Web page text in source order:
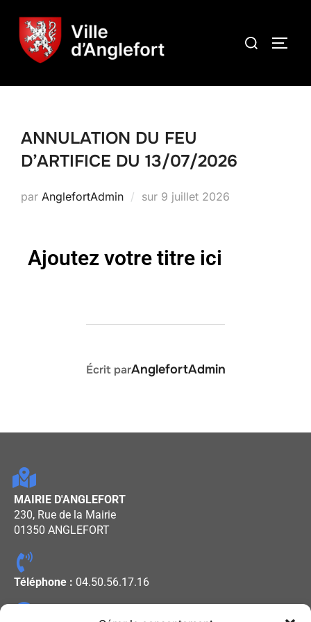
ANNULATION DU FEU
D’ARTIFICE DU 13/07/2026
par AnglefortAdmin sur 9 juillet 2026
Ajoutez votre titre ici
AUTEUR DE LA PUBLICATION
Écrit parAnglefortAdmin
MAIRIE D'ANGLEFORT
230, Rue de la Mairie
01350 ANGLEFORT
Téléphone : 04.50.56.17.16